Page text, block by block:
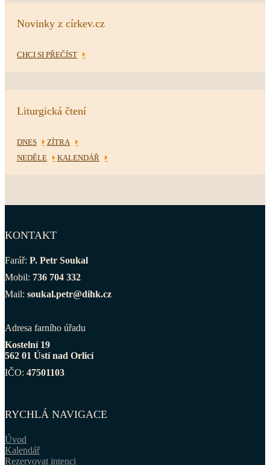
Novinky z církev.cz
CHCI SI PŘEČÍST
Liturgická čtení
DNES
ZÍTRA
NEDĚLE
KALENDÁŘ
KONTAKT
Farář: P. Petr Soukal
Mobil: 736 704 332
Mail: soukal.petr@dihk.cz
Adresa farního úřadu
Kostelní 19
562 01 Ústí nad Orlicí
IČO: 47501103
RYCHLÁ NAVIGACE
Úvod
Kalendář
Rezervovat intenci